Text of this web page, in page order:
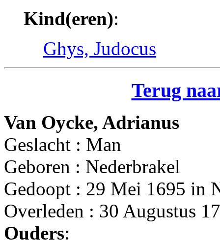
Kind(eren):
Ghys, Judocus
Terug
Van Oycke, Adrianus
Geslacht : Man
Geboren : Nederbrakel
Gedoopt : 29 Mei 1695 in
Overleden : 30 Augustus
Ouders: